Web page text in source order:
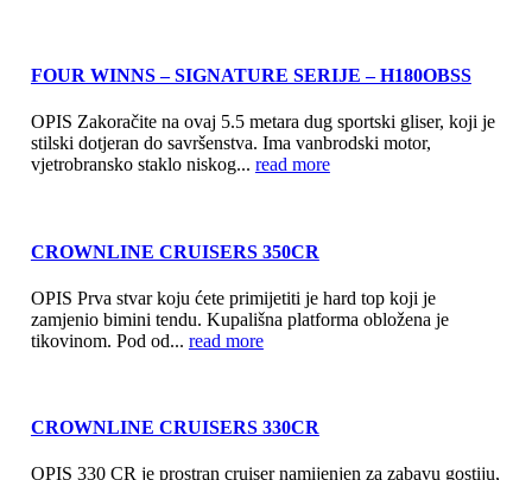
FOUR WINNS – SIGNATURE SERIJE – H180OBSS
OPIS Zakoračite na ovaj 5.5 metara dug sportski gliser, koji je
stilski dotjeran do savršenstva. Ima vanbrodski motor,
vjetrobransko staklo niskog... read more
CROWNLINE CRUISERS 350CR
OPIS Prva stvar koju ćete primijetiti je hard top koji je
zamjenio bimini tendu. Kupališna platforma obložena je
tikovinom. Pod od... read more
CROWNLINE CRUISERS 330CR
OPIS 330 CR je prostran cruiser namijenjen za zabavu gostiju,